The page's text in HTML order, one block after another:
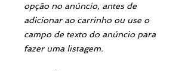
opção no anúncio, antes de
adicionar ao carrinho ou use o
campo de texto do anúncio para
fazer uma listagem.